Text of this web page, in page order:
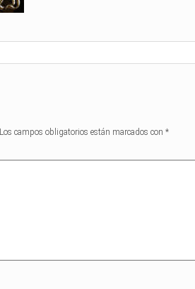
Los campos obligatorios están marcados con *